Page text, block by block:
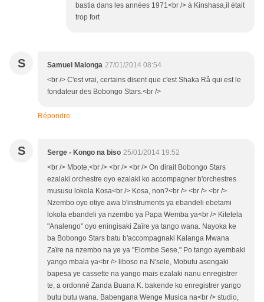
bastia dans les années 1971<br /> à Kinshasa,il était
trop fort
S Samuel Malonga 27/01/2014 08:54
<br /> C'est vrai, certains disent que c'est Shaka Râ qui est le
fondateur des Bobongo Stars.<br />
Répondre
S Serge - Kongo na biso 25/01/2014 19:52
<br /> Mbote,<br /> <br /> <br /> On dirait Bobongo Stars
ezalaki orchestre oyo ezalaki ko accompagner b'orchestres
mususu lokola Kosa<br /> Kosa, non?<br /> <br /> <br />
Nzembo oyo otiye awa b'instruments ya ebandeli ebetami
lokola ebandeli ya nzembo ya Papa Wemba ya<br /> Kitetela
"Analengo" oyo eningisaki Zaïre ya tango wana. Nayoka ke
ba Bobongo Stars batu b'accompagnaki Kalanga Mwana
Zaïre na nzembo na ye ya "Elombe Sese," Po tango ayembaki
yango mbala ya<br /> liboso na N'sele, Mobutu asengaki
bapesa ye cassette na yango mais ezalaki nanu enregistrer
te, a ordonné Zanda Buana K. bakende ko enregistrer yango
butu butu wana. Babengana Wenge Musica na<br /> studio,